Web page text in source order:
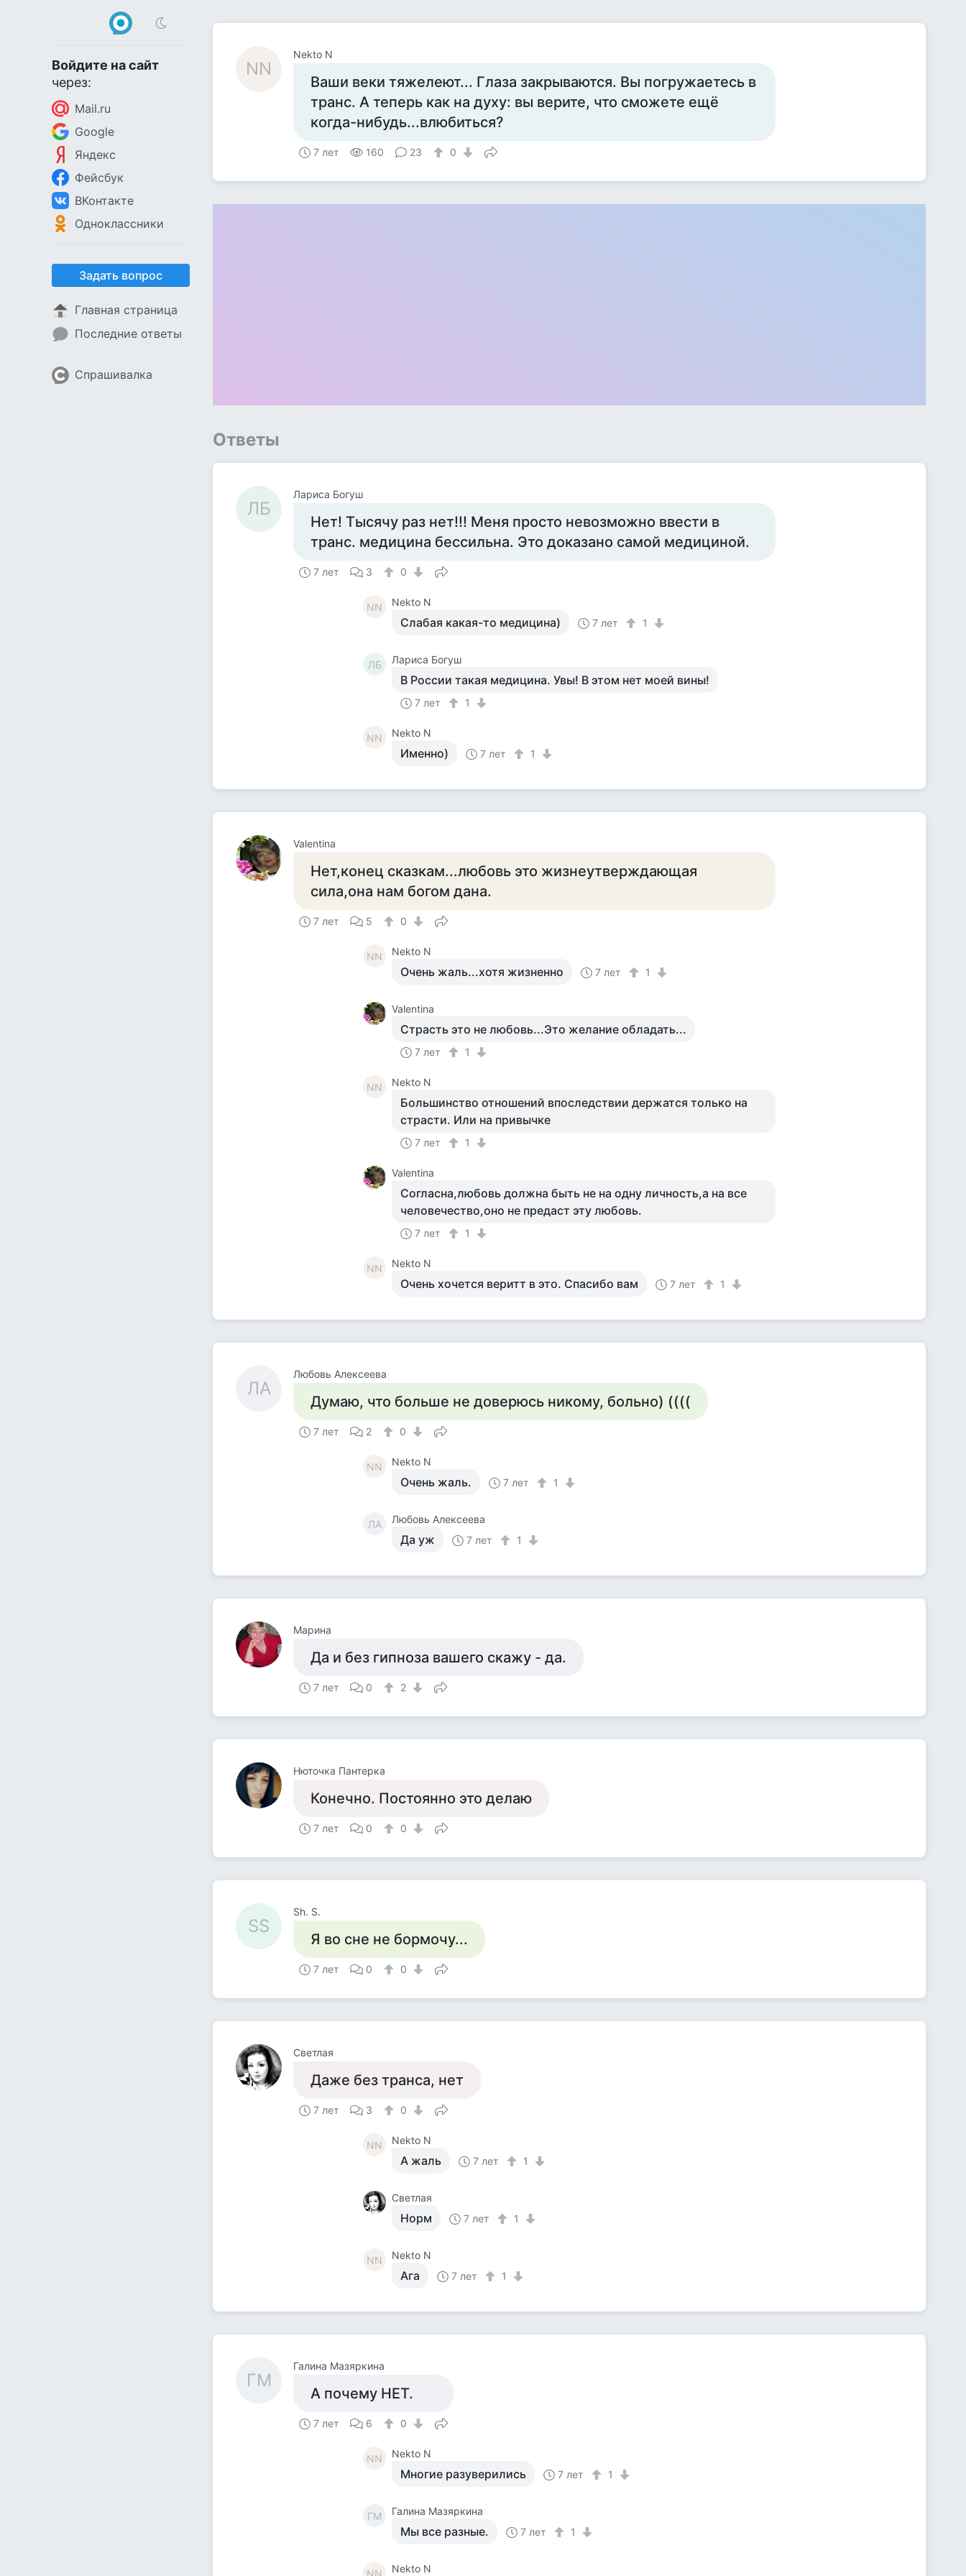
Войдите на сайт
через:
Mail.ru
Google
Яндекс
Фейсбук
ВКонтакте
Одноклассники
Задать вопрос
Главная страница
Последние ответы
Спрашивалка
NN
Nekto N
Ваши веки тяжелеют... Глаза закрываются. Вы погружаетесь в
транс. А теперь как на духу: вы верите, что сможете ещё
когда-нибудь...влюбиться?
7 лет 160 23 0
Ответы
ЛБ
Лариса Богуш
Нет! Тысячу раз нет!!! Меня просто невозможно ввести в
транс. медицина бессильна. Это доказано самой медициной.
7 лет 3 0
NN Nekto N
Слабая какая-то медицина) 7 лет 1
ЛБ Лариса Богуш
В России такая медицина. Увы! В этом нет моей вины!
7 лет 1
NN Nekto N
Именно) 7 лет 1
Valentina
Нет,конец сказкам...любовь это жизнеутверждающая
сила,она нам богом дана.
7 лет 5 0
NN Nekto N
Очень жаль...хотя жизненно 7 лет 1
Valentina
Страсть это не любовь...Это желание обладать...
7 лет 1
NN Nekto N
Большинство отношений впоследствии держатся только на
страсти. Или на привычке
7 лет 1
Valentina
Согласна,любовь должна быть не на одну личность,а на все
человечество,оно не предаст эту любовь.
7 лет 1
NN Nekto N
Очень хочется веритт в это. Спасибо вам 7 лет 1
ЛА
Любовь Алексеева
Думаю, что больше не доверюсь никому, больно) ((((
7 лет 2 0
NN Nekto N
Очень жаль. 7 лет 1
ЛА Любовь Алексеева
Да уж 7 лет 1
Марина
Да и без гипноза вашего скажу - да.
7 лет 0 2
Нюточка Пантерка
Конечно. Постоянно это делаю
7 лет 0 0
SS
Sh. S.
Я во сне не бормочу...
7 лет 0 0
Светлая
Даже без транса, нет
7 лет 3 0
NN Nekto N
А жаль 7 лет 1
Светлая
Норм 7 лет 1
NN Nekto N
Ага 7 лет 1
ГМ
Галина Мазяркина
А почему НЕТ.
7 лет 6 0
NN Nekto N
Многие разуверились 7 лет 1
ГМ Галина Мазяркина
Мы все разные. 7 лет 1
NN Nekto N